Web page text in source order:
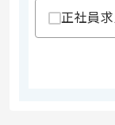
正社員